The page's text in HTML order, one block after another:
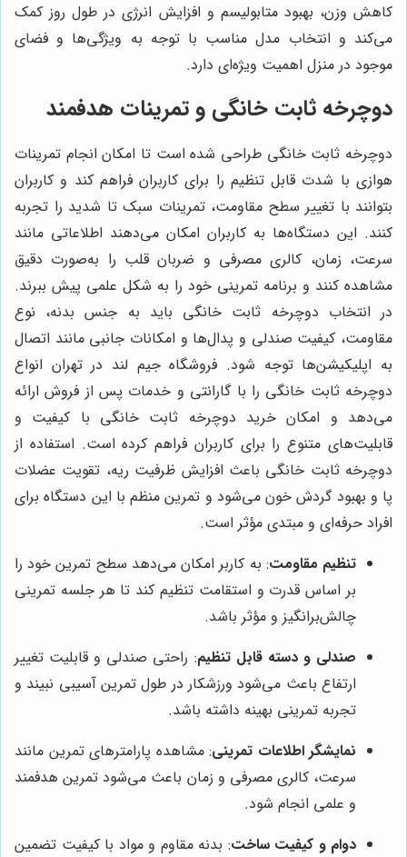
کاهش وزن، بهبود متابولیسم و افزایش انرژی در طول روز کمک
می‌کند و انتخاب مدل مناسب با توجه به ویژگی‌ها و فضای
موجود در منزل اهمیت ویژه‌ای دارد.
دوچرخه ثابت خانگی و تمرینات هدفمند
دوچرخه ثابت خانگی طراحی شده است تا امکان انجام تمرینات
هوازی با شدت قابل تنظیم را برای کاربران فراهم کند و کاربران
بتوانند با تغییر سطح مقاومت، تمرینات سبک تا شدید را تجربه
کنند. این دستگاه‌ها به کاربران امکان می‌دهند اطلاعاتی مانند
سرعت، زمان، کالری مصرفی و ضربان قلب را به‌صورت دقیق
مشاهده کنند و برنامه تمرینی خود را به شکل علمی پیش ببرند.
در انتخاب دوچرخه ثابت خانگی باید به جنس بدنه، نوع
مقاومت، کیفیت صندلی و پدال‌ها و امکانات جانبی مانند اتصال
به اپلیکیشن‌ها توجه شود. فروشگاه جیم لند در تهران انواع
دوچرخه ثابت خانگی را با گارانتی و خدمات پس از فروش ارائه
می‌دهد و امکان خرید دوچرخه ثابت خانگی با کیفیت و
قابلیت‌های متنوع را برای کاربران فراهم کرده است. استفاده از
دوچرخه ثابت خانگی باعث افزایش ظرفیت ریه، تقویت عضلات
پا و بهبود گردش خون می‌شود و تمرین منظم با این دستگاه برای
افراد حرفه‌ای و مبتدی مؤثر است.
تنظیم مقاومت: به کاربر امکان می‌دهد سطح تمرین خود را
بر اساس قدرت و استقامت تنظیم کند تا هر جلسه تمرینی
چالش‌برانگیز و مؤثر باشد.
صندلی و دسته قابل تنظیم: راحتی صندلی و قابلیت تغییر
ارتفاع باعث می‌شود ورزشکار در طول تمرین آسیبی نبیند و
تجربه تمرینی بهینه داشته باشد.
نمایشگر اطلاعات تمرینی: مشاهده پارامترهای تمرین مانند
سرعت، کالری مصرفی و زمان باعث می‌شود تمرین هدفمند
و علمی انجام شود.
دوام و کیفیت ساخت: بدنه مقاوم و مواد با کیفیت تضمین